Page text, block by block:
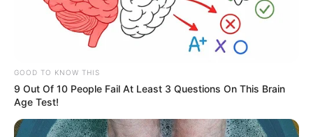
Secretaría de Movilidad de Medellín
Diciembre 15, 2022
GOOD TO KNOW THIS
9 Out Of 10 People Fail At Least 3 Questions On This Brain
Age Test!